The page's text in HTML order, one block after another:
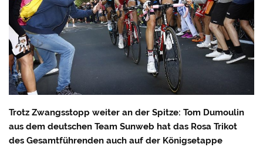
Trotz Zwangsstopp weiter an der Spitze: Tom Dumoulin
aus dem deutschen Team Sunweb hat das Rosa Trikot
des Gesamtführenden auch auf der Königsetappe